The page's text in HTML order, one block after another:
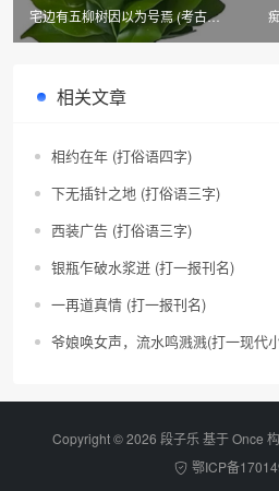
宅边有五柳树因以为号焉 (考古学
词语)
相关文章
相约在年 (打俗语四字)
下无插针之地 (打俗语三字)
西装广告 (打俗语三字)
银瓶乍破水浆迸 (打一报刊名)
一再道真情 (打一报刊名)
爷娘唤女声，流水鸣溅溅(打一现代
Copyright © 2026 段子乐 基于 Once
鄂ICP备